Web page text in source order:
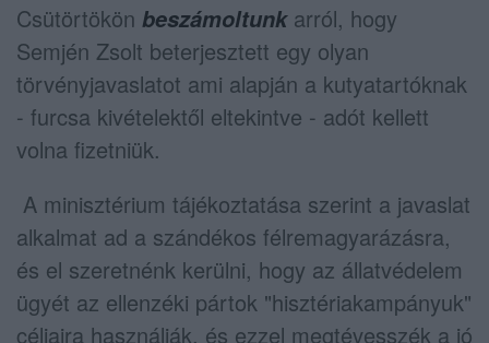
Csütörtökön beszámoltunkarról, hogy
Semjén Zsolt beterjesztett egy olyan
törvényjavaslatot ami alapján a kutyatartóknak
- furcsa kivételektől eltekintve - adót kellett
volna fizetniük.
A minisztérium tájékoztatása szerint a javaslat
alkalmat ad a szándékos félremagyarázásra,
és el szeretnénk kerülni, hogy az állatvédelem
ügyét az ellenzéki pártok "hisztériakampányuk"
céljaira használják, és ezzel megtévesszék a jó